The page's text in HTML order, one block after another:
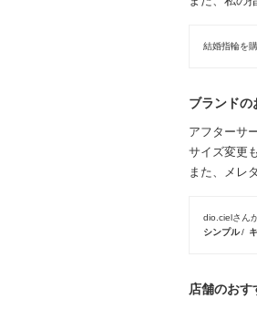
結婚指輪を
ブランドの
アフターサ
サイズ変更
また、メレ
dio.cielさん
シンプル
店舗のおす